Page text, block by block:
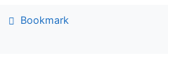
Bookmark